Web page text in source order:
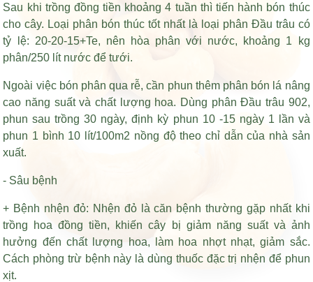
Sau khi trồng đồng tiền khoảng 4 tuần thì tiến hành bón thúc
cho cây. Loại phân bón thúc tốt nhất là loại phân Đầu trâu có
tỷ lệ: 20-20-15+Te, nên hòa phân với nước, khoảng 1 kg
phân/250 lít nước để tưới.
Ngoài việc bón phân qua rễ, cần phun thêm phân bón lá nâng
cao năng suất và chất lượng hoa. Dùng phân Đầu trâu 902,
phun sau trồng 30 ngày, định kỳ phun 10 -15 ngày 1 lần và
phun 1 bình 10 lít/100m2 nồng độ theo chỉ dẫn của nhà sản
xuất.
- Sâu bệnh
+ Bệnh nhện đỏ: Nhện đỏ là căn bệnh thường gặp nhất khi
trồng hoa đồng tiền, khiến cây bị giảm năng suất và ảnh
hưởng đến chất lượng hoa, làm hoa nhợt nhạt, giảm sắc.
Cách phòng trừ bệnh này là dùng thuốc đặc trị nhện để phun
xịt.